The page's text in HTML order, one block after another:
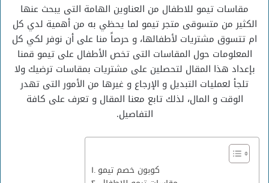
مقاسات تيمو للاطفال من العناوين الهامة التى يبحث عنها
الكثير من متسوقى متجر تيمو لما يحظي به من أهمية لدي كل
ام تتسوق مشتريات لأطفالها، و حرصاً منا على أن نوفر لكي كل
المعلومات حول المقاسات التى تخص الأطفال على تيمو قمنا
بإعداد هذا المقال لتحصلين على مشتريات بمقاسات ترضيك ولا
تلجأ لعمليات التبديل و الإرجاع و غيرها من الأمور التى تهدر
الوقت و المال، لذلك تابع معنا المقال و تعرف على كافة
التفاصيل.
كوبون خصم تيمو